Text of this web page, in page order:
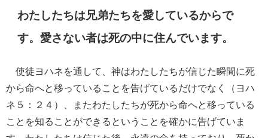
わたしたちは兄弟たちを愛しているからで
す。愛さない者は死の中に住んでいます。
使徒ヨハネを通して、神はわたしたちが信じた瞬間に死
から命へと移っていることを告げているだけでなく（ヨハ
ネ５：２４）、またわたしたちが死から命へと移っている
ことを知ることができるということを確かに告げていま